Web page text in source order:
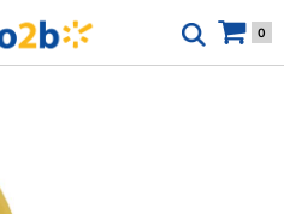
0